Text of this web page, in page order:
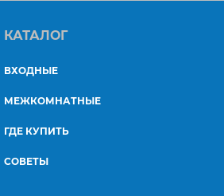
КАТАЛОГ
ВХОДНЫЕ
МЕЖКОМНАТНЫЕ
ГДЕ КУПИТЬ
СОВЕТЫ